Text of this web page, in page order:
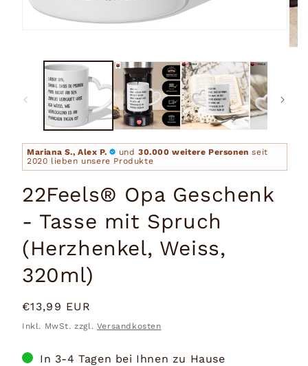
Modal
Mariana S., Alex P. und 30.000 weitere Personen seit
2020 lieben unsere Produkte
22Feels® Opa Geschenk
- Tasse mit Spruch
(Herzhenkel, Weiss,
320ml)
Normaler
Preis
€13,99 EUR
Inkl. MwSt. zzgl. Versandkosten
In 3-4 Tagen bei Ihnen zu Hause